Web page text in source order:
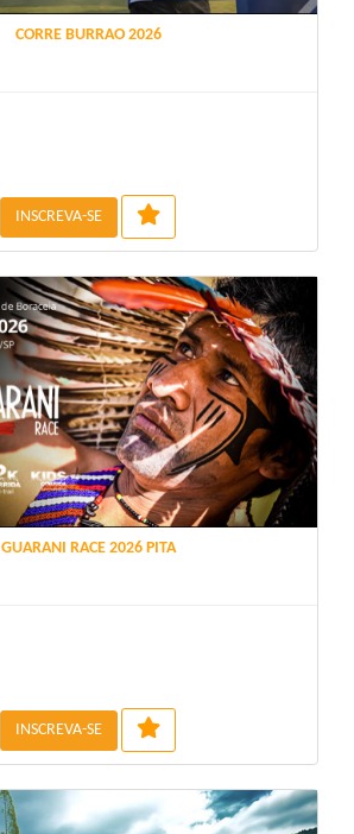
CORRE BURRAO 2026
INSCREVA-SE
GUARANI RACE 2026 PITA
INSCREVA-SE